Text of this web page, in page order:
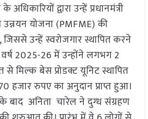
अधिकारियों द्वारा उन्हें प्रधानमंत्री
उन्नयन योजना (PMFME) की
जिससे उन्हें स्वरोजगार स्थापित करने
वर्ष 2025-26 में उन्होंने लगभग 2
मिल्क बेस प्रोडक्ट यूनिट स्थापित
हजार रुपए का अनुदान प्राप्त हुआ।
बाद अनिता चारेल ने दुग्ध संग्रहण